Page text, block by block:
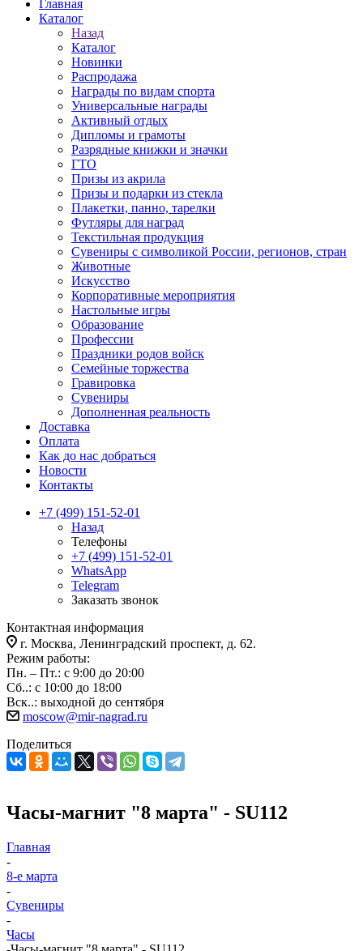
Главная
Каталог
Назад
Каталог
Новинки
Распродажа
Награды по видам спорта
Универсальные награды
Активный отдых
Дипломы и грамоты
Разрядные книжки и значки
ГТО
Призы из акрила
Призы и подарки из стекла
Плакетки, панно, тарелки
Футляры для наград
Текстильная продукция
Сувениры с символикой России, регионов, стран
Животные
Искусство
Корпоративные мероприятия
Настольные игры
Образование
Профессии
Праздники родов войск
Семейные торжества
Гравировка
Сувениры
Дополненная реальность
Доставка
Оплата
Как до нас добраться
Новости
Контакты
+7 (499) 151-52-01
Назад
Телефоны
+7 (499) 151-52-01
WhatsApp
Telegram
Заказать звонок
Контактная информация
г. Москва, Ленинградский проспект, д. 62.
Режим работы:
Пн. – Пт.: с 9:00 до 20:00
Сб..: с 10:00 до 18:00
Вск..: выходной до сентября
moscow@mir-nagrad.ru
Поделиться
Часы-магнит "8 марта" - SU112
Главная
-
8-е марта
-
Сувениры
-
Часы